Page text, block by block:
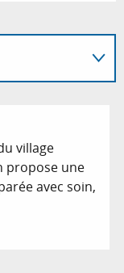
village
propose une
avec soin,